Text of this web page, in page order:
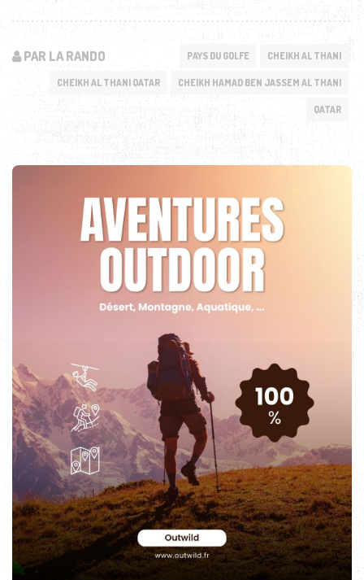
PAR LA RANDO PAYS DU GOLFE CHEIKH AL THANI
CHEIKH AL THANI QATAR CHEIKH HAMAD BEN JASSEM AL THANI
QATAR